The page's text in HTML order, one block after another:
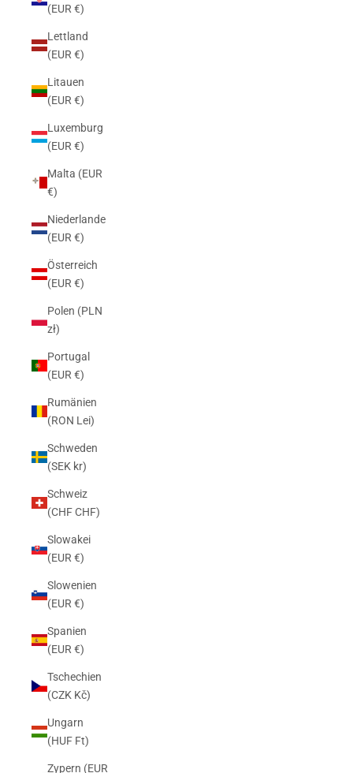
(EUR €)
Lettland
(EUR €)
Litauen
(EUR €)
Luxemburg
(EUR €)
Malta (EUR
€)
Niederlande
(EUR €)
Österreich
(EUR €)
Polen (PLN
zł)
Portugal
(EUR €)
Rumänien
(RON Lei)
Schweden
(SEK kr)
Schweiz
(CHF CHF)
Slowakei
(EUR €)
Slowenien
(EUR €)
Spanien
(EUR €)
Tschechien
(CZK Kč)
Ungarn
(HUF Ft)
Zypern (EUR